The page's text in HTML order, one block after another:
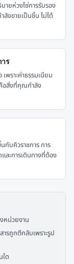
ายห่วงโซ่การรับรอง
ลังขายเป็นชิ้น ไม่ได้
าร
พราะค่าธรรมเนียม
อสิ่งที่คุณกำลัง
กับคิวราชการ การ
ละการเดินทางที่ต้อง
หน่วยงาน
รถูกตีกลับเพราะรูป
ใด